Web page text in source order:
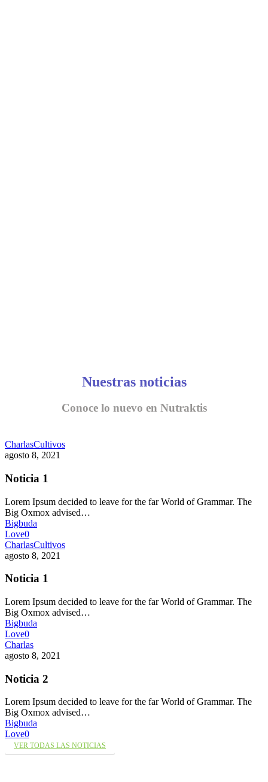
Nuestras noticias
Conoce lo nuevo en Nutraktis
CharlasCultivos
agosto 8, 2021
Noticia 1
Lorem Ipsum decided to leave for the far World of Grammar. The
Big Oxmox advised…
Bigbuda
Love0
CharlasCultivos
agosto 8, 2021
Noticia 1
Lorem Ipsum decided to leave for the far World of Grammar. The
Big Oxmox advised…
Bigbuda
Love0
Charlas
agosto 8, 2021
Noticia 2
Lorem Ipsum decided to leave for the far World of Grammar. The
Big Oxmox advised…
Bigbuda
Love0
VER TODAS LAS NOTICIAS